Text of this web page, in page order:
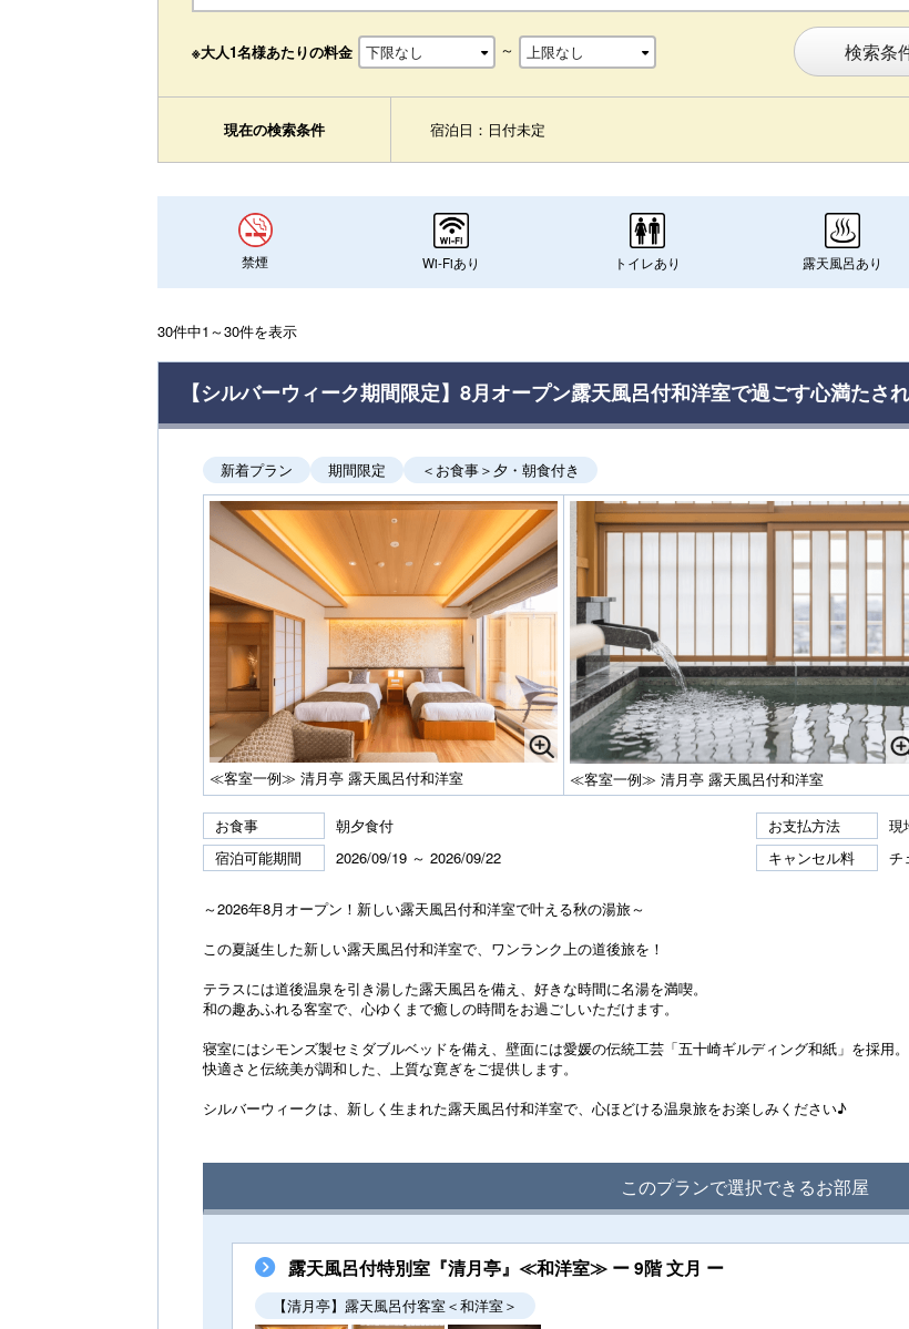
※大人1名様あたりの料金 ～ 検索条
現在の検索条件 宿泊日：日付未定
禁煙 Wi-Fiあり トイレあり 露天風呂あり
30件中1～30件を表示
【シルバーウィーク期間限定】8月オープン露天風呂付和洋室で過ごす心満たさ
新着プラン 期間限定 ＜お食事＞夕・朝食付き
≪客室一例≫ 清月亭 露天風呂付和洋室 ≪客室一例≫ 清月亭 露天風呂付和洋室
お食事 朝夕食付 お支払方法
現
宿泊可能期間
2026/09/19 ～ 2026/09/22 キャンセル料 チ
～2026年8月オープン！新しい露天風呂付和洋室で叶える秋の湯旅～
この夏誕生した新しい露天風呂付和洋室で、ワンランク上の道後旅を！
テラスには道後温泉を引き湯した露天風呂を備え、好きな時間に名湯を満喫。
和の趣あふれる客室で、心ゆくまで癒しの時間をお過ごしいただけます。
寝室にはシモンズ製セミダブルベッドを備え、壁面には愛媛の伝統工芸「五十崎ギルディング和紙」を採用。
快適さと伝統美が調和した、上質な寛ぎをご提供します。
シルバーウィークは、新しく生まれた露天風呂付和洋室で、心ほどける温泉旅をお楽しみください♪
このプランで選択できるお部屋
露天風呂付特別室『清月亭』≪和洋室≫ ー 9階 文月 ー
【清月亭】露天風呂付客室＜和洋室＞